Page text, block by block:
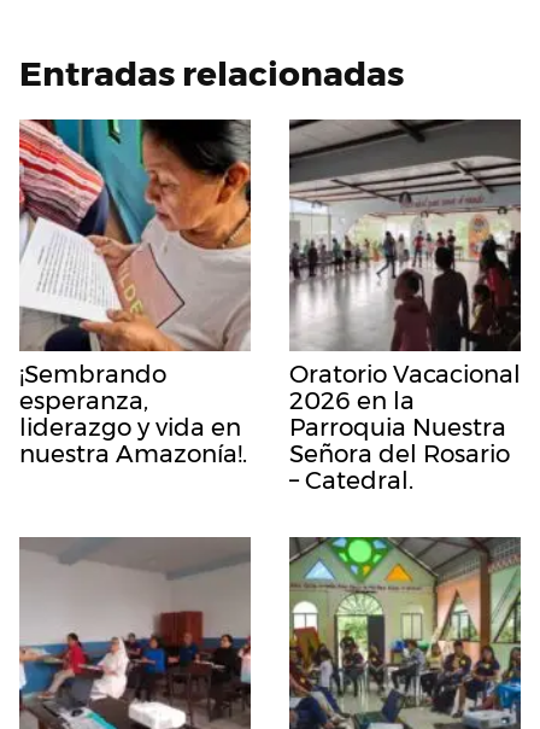
Entradas relacionadas
¡Sembrando
esperanza,
liderazgo y vida en
nuestra Amazonía!.
Oratorio Vacacional
2026 en la
Parroquia Nuestra
Señora del Rosario
– Catedral.